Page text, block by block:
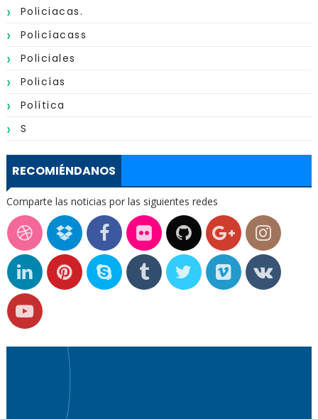
Policiacas.
Policíacass
Policiales
Policías
Política
S
RECOMIÉNDANOS
Comparte las noticias por las siguientes redes